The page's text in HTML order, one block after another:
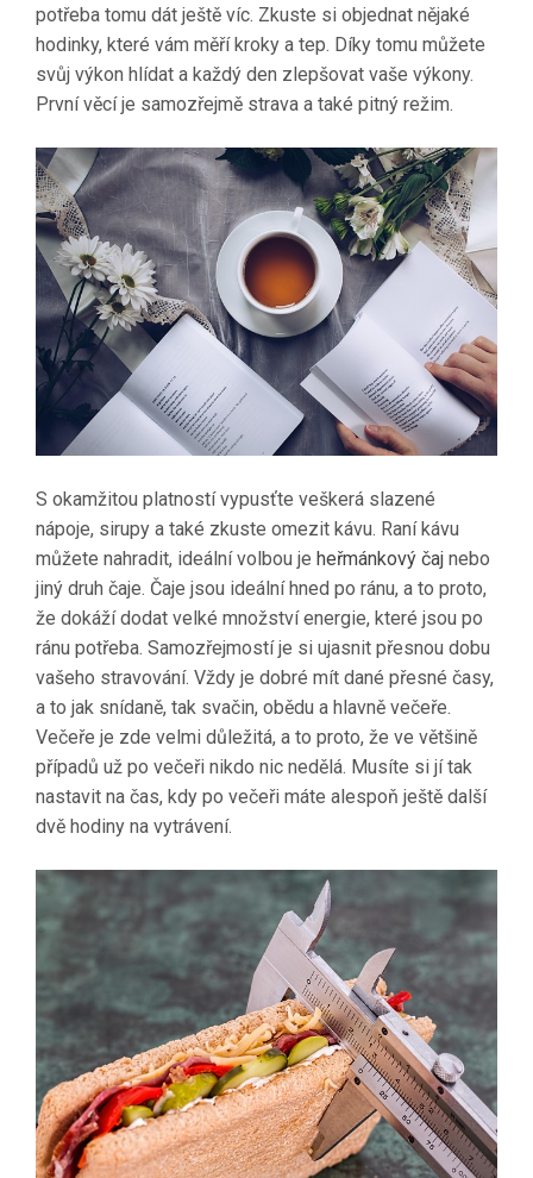
potřeba tomu dát ještě víc. Zkuste si objednat nějaké
hodinky, které vám měří kroky a tep. Díky tomu můžete
svůj výkon hlídat a každý den zlepšovat vaše výkony.
První věcí je samozřejmě strava a také pitný režim.
S okamžitou platností vypusťte veškerá slazené
nápoje, sirupy a také zkuste omezit kávu. Raní kávu
můžete nahradit, ideální volbou je heřmánkový čaj nebo
jiný druh čaje. Čaje jsou ideální hned po ránu, a to proto,
že dokáží dodat velké množství energie, které jsou po
ránu potřeba. Samozřejmostí je si ujasnit přesnou dobu
vašeho stravování. Vždy je dobré mít dané přesné časy,
a to jak snídaně, tak svačin, obědu a hlavně večeře.
Večeře je zde velmi důležitá, a to proto, že ve většině
případů už po večeři nikdo nic nedělá. Musíte si jí tak
nastavit na čas, kdy po večeři máte alespoň ještě další
dvě hodiny na vytrávení.